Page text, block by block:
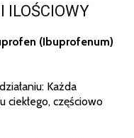
ILOŚCIOWY
(Ibuprofenum)
Każda
ciekłego, częściowo